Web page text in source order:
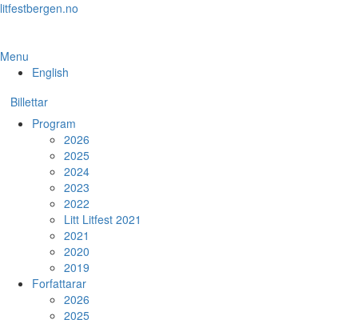
Skip
content
litfestbergen.no
Menu
English
Billettar
Program
2026
2025
2024
2023
2022
Litt Litfest 2021
2021
2020
2019
Forfattarar
2026
2025